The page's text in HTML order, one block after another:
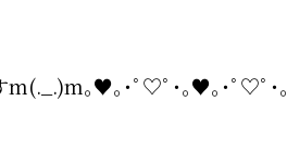
m(._.)m｡♥｡･ﾟ♡ﾟ･｡♥｡･ﾟ♡ﾟ･｡